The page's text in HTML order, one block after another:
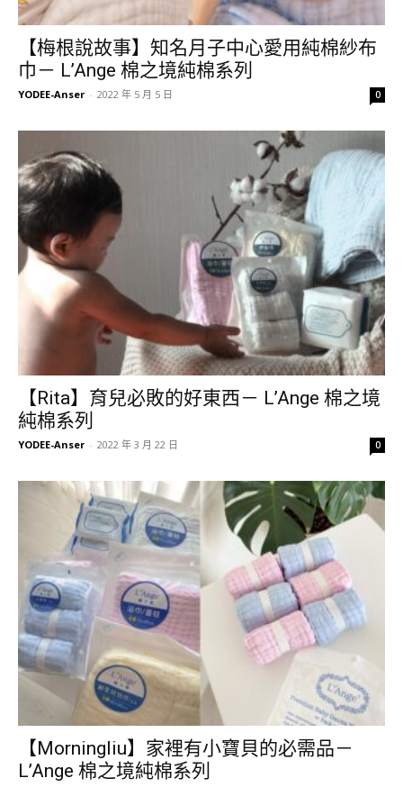
【梅根說故事】知名月子中心愛用純棉紗布
巾－ L’Ange 棉之境純棉系列
YODEE-Anser - 2022 年 5 月 5 日 0
【Rita】育兒必敗的好東西－ L’Ange 棉之境
純棉系列
YODEE-Anser - 2022 年 3 月 22 日 0
【Morningliu】家裡有小寶貝的必需品－
L’Ange 棉之境純棉系列